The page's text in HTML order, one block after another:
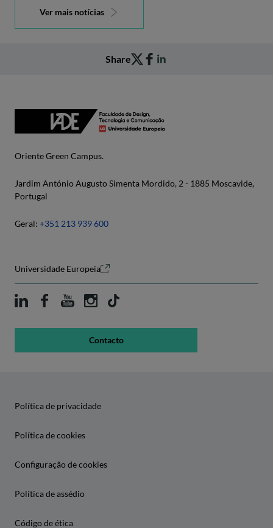
Ver mais notícias
Share
Oriente Green Campus.
Jardim António Augusto Simenta Mordido, 2 - 1885 Moscavide,
Portugal
Geral: +351 213 939 600
Universidade Europeia
Contacto
Política de privacidade
Política de cookies
Configuração de cookies
Política de assédio
Código de ética